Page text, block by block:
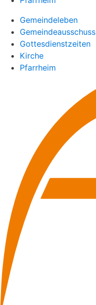
Gemeindeleben
Gemeindeausschuss
Gottesdienstzeiten
Kirche
Pfarrheim